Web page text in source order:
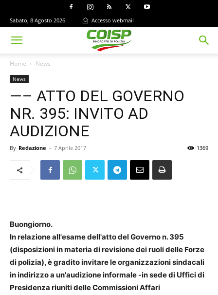
Sabato, 8 Agosto 2026 Accesso webmail
Home News
News
—– ATTO DEL GOVERNO
NR. 395: INVITO AD
AUDIZIONE
By Redazione - 7 Aprile 2017 1369
Buongiorno.
In relazione all'esame dell'atto del Governo n. 395
(disposizioni in materia di revisione dei ruoli delle Forze
di polizia), è gradito invitare le organizzazioni sindacali
in indirizzo a un'audizione informale -in sede di Uffici di
Presidenza riuniti delle Commissioni Affari